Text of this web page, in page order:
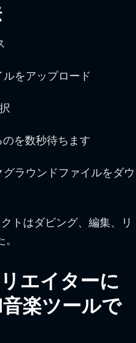
をアップロード
を数秒待ちます
ラウンドファイルをダウ
トはダビング、編集、リ
エイターに
楽ツールで